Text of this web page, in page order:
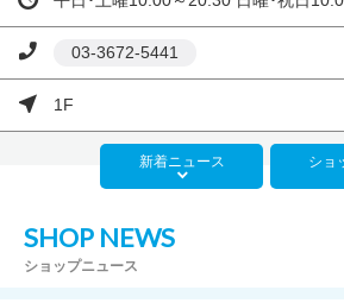
03-3672-5441
1F
新着ニュース ショ
SHOP NEWS
ショップニュース